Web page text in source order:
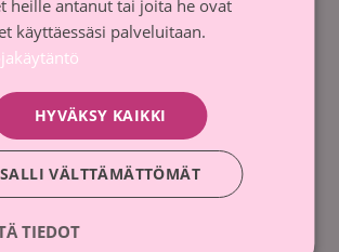
myydystä roosanvärisestä
Roosa nauha -keräykseen.
heille antanut tai joita he ovat
käyttäessäsi palveluitaan.
HYVÄKSY KAIKKI
SALLI VÄLTTÄMÄTTÖMÄT
TIEDOT